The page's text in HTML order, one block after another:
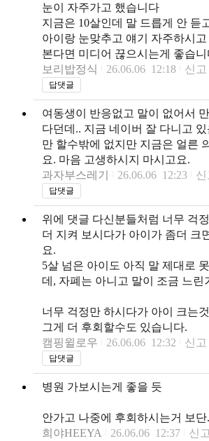
눈이 자주가고 했습니다
지금은 10살인데 말 드릅게 안 듣
아이랑 눈맞추고 얘기 자주하시고
본다면 미디어 끊으시는게 좋습니
보리밥정식
26.06.06 12:18 신고
답댓글
여동생이 반응없고 말이 없어서
다던데.. 지금 네이버 잘 다니고
만 할수밖에 없지만 지금은 얼른
요. 마음 고생하시지 마시고요.
과자부스레기
26.06.06 12:23 신
답댓글
위에 댓글 다신분들처럼 너무 걱
더 지켜 보시다가 아이가 좀더 크
요.
5살 넘은 아이도 아직 말 제대로
데, 자폐는 아니고 말이 조금 느린
너무 걱정만 하시다가 아이 크는
그게 더 후회할수도 있습니다.
캠핑윌로우
26.06.06 12:32 신고
답댓글
병원 가보시는게 좋을 듯
안가고 나중에 후회하시는거 보단.
희야HEEYA
26.06.06 12:37 신고